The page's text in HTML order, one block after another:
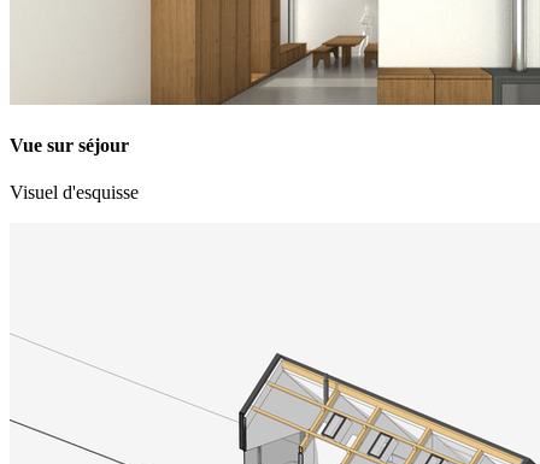
Vue sur séjour
Visuel d'esquisse